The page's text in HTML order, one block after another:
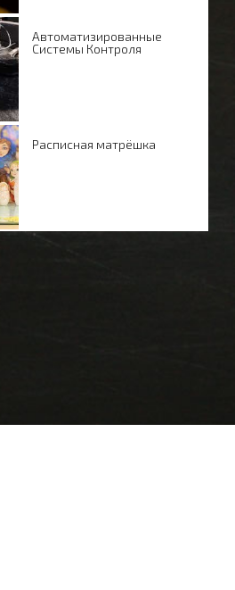
Автоматизированные
Системы Контроля
Расписная матрёшка